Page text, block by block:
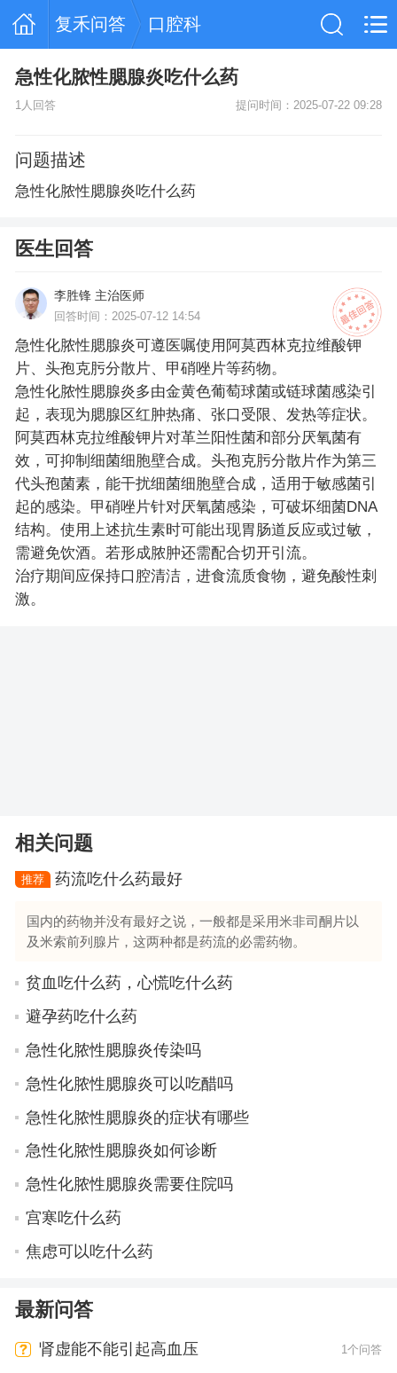
复禾问答 口腔科
急性化脓性腮腺炎吃什么药
1人回答 提问时间：2025-07-22 09:28
问题描述
急性化脓性腮腺炎吃什么药
医生回答
李胜锋 主治医师
回答时间：2025-07-12 14:54
急性化脓性腮腺炎可遵医嘱使用阿莫西林克拉维酸钾
片、头孢克肟分散片、甲硝唑片等药物。
急性化脓性腮腺炎多由金黄色葡萄球菌或链球菌感染引
起，表现为腮腺区红肿热痛、张口受限、发热等症状。
阿莫西林克拉维酸钾片对革兰阳性菌和部分厌氧菌有
效，可抑制细菌细胞壁合成。头孢克肟分散片作为第三
代头孢菌素，能干扰细菌细胞壁合成，适用于敏感菌引
起的感染。甲硝唑片针对厌氧菌感染，可破坏细菌DNA
结构。使用上述抗生素时可能出现胃肠道反应或过敏，
需避免饮酒。若形成脓肿还需配合切开引流。
治疗期间应保持口腔清洁，进食流质食物，避免酸性刺
激。
相关问题
推荐 药流吃什么药最好
国内的药物并没有最好之说，一般都是采用米非司酮片以
及米索前列腺片，这两种都是药流的必需药物。
贫血吃什么药，心慌吃什么药
避孕药吃什么药
急性化脓性腮腺炎传染吗
急性化脓性腮腺炎可以吃醋吗
急性化脓性腮腺炎的症状有哪些
急性化脓性腮腺炎如何诊断
急性化脓性腮腺炎需要住院吗
宫寒吃什么药
焦虑可以吃什么药
最新问答
肾虚能不能引起高血压 1个问答